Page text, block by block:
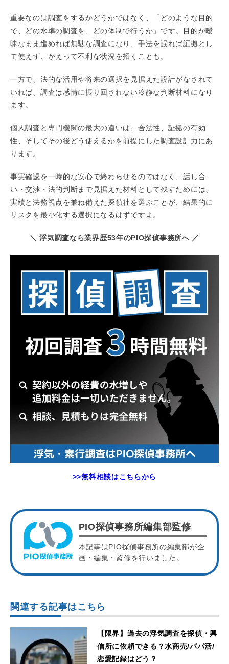
重要なのは調査をするかどうかではなく、「どのような目的
で、どの水準の調査を、どの体制で行うか」です。目的が曖
昧なまま進めれば無駄な調査になり、手法を誤れば証拠とし
て使えず、かえって不利な状況を招くことも。
一方で、法的な活用や将来の選択を見据えた設計がなされて
いれば、調査は感情に振り回されない冷静な判断材料になり
ます。
個人調査と専門機関の最大の違いは、合法性、証拠の有効
性、そしてその後どう使えるかを前提にした調査設計力にあ
ります。
事実確認を一時的な安心で終わらせるのではなく、話し合
い・交渉・法的判断まで見据えた材料として残すためには、
実績と法務視点を兼ね備えた探偵社を選ぶことが、結果的に
リスクを最小化する選択になるはずですよ。
＼ 浮気調査なら業界歴53年のPIO探偵事務所へ ／
>>無料相談はこちらから
PIO探偵事務所編集部監修
本記事はPIO探偵事務所の編集部が企
画・編集・監修を行いました。
関連する記事はこちら
【限界】過去の浮気調査を探偵・興
信所に依頼できる？水商売/パパ活/
恋愛記録はどう？